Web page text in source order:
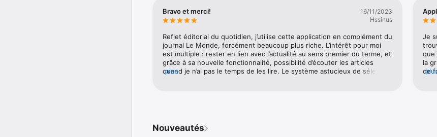
Abonnez-vous directement depuis l’application :
• Depuis le kiosque
• Si vous êtes déjà abonné(e) au Monde, vous pourrez accéder à tous les contenus de
vous identifiant.
Votre identification se fait automatiquement si vous détenez l’application “Le Monde,
Bravo et merci!
16/11/2023
Hssinus
Reflet éditorial du quotidien, j’utilise cette application en complément du
journal Le Monde, forcément beaucoup plus riche. L’intérêt pour moi
est multiple : rester en lien avec l’actualité au sens premier du terme, et
grâce à sa nouvelle fonctionnalité, possibilité d’écouter les articles
quand je n’ai pas le temps de les lire. Le système astucieux de sélection
plus
Je
que
la
de
Nouveautés